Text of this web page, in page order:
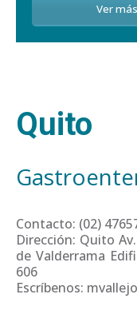
Ver más
Quito
Contacto: (02)
Dirección: Quito
de Valderrama
606
Escríbenos: